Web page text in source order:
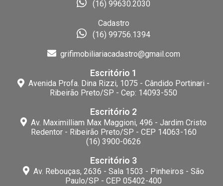
(16) 99630.2030
Cadastro
(16) 99756.1394
grifimobiliariacadastro@gmail.com
Escritório 1
Avenida Profa. Dina Rizzi, 1075 - Cândido Portinari -
Ribeirão Preto/SP - Cep: 14093-550
Escritório 2
Av. Maximilliam Max Maggioni, 496 - Jardim Cristo
Redentor - Ribeirão Preto/SP - CEP 14063-160
(16) 3900-0626
Escritório 3
Av. Rebouças, 2636 - Sala 1503 - Pinheiros - São
Paulo/SP - CEP 05402-400